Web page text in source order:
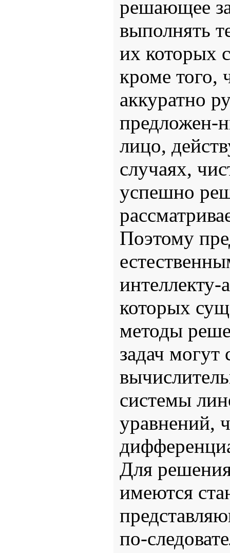
решающее
выполнять
их которых
кроме того,
аккуратно
предложен-
лицо,
случаях,
успешно
Поэтому
интеллекту-
которых
методы
задач могут
системы
уравнений,
Для
имеются
по-